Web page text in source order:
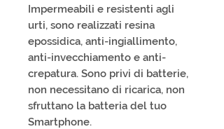
Impermeabili e resistenti agli
urti, sono realizzati resina
epossidica, anti-ingiallimento,
anti-invecchiamento e anti-
crepatura. Sono privi di batterie,
non necessitano di ricarica, non
sfruttano la batteria del tuo
Smartphone.